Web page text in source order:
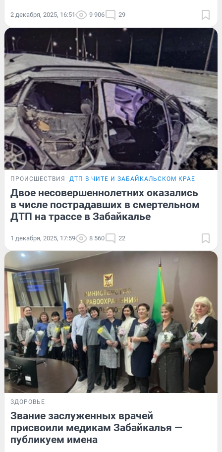
2 декабря, 2025, 16:51 9 906 29
ПРОИСШЕСТВИЯ ДТП В ЧИТЕ И ЗАБАЙКАЛЬСКОМ КРАЕ
Двое несовершеннолетних оказались
в числе пострадавших в смертельном
ДТП на трассе в Забайкалье
1 декабря, 2025, 17:59 8 560 22
ЗДОРОВЬЕ
Звание заслуженных врачей
присвоили медикам Забайкалья —
публикуем имена